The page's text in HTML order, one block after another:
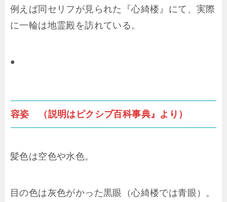
例えば同セリフが見られた『心綺楼』にて、実際
に一輪は地霊殿を訪れている。
●
容姿 （説明はピクシブ百科事典』より）
髪色は空色や水色。
目の色は灰色がかった黒眼（心綺楼では青眼）。